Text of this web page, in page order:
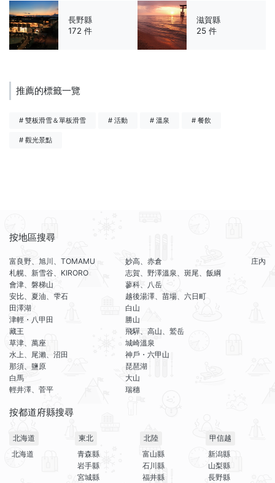
長野縣
172 件
滋賀縣
25 件
推薦的標籤一覽
# 雙板滑雪＆單板滑雪 # 活動 # 溫泉 # 餐飲
# 觀光景點
按地區搜尋
富良野、旭川、TOMAMU
札幌、新雪谷、KIRORO
會津、磐梯山
安比、夏油、雫石
田澤湖
津輕・八甲田
藏王
草津、萬座
水上、尾瀨、沼田
那須、鹽原
白馬
輕井澤、菅平
妙高、赤倉
志賀、野澤溫泉、斑尾、飯綱
蓼科、八岳
越後湯澤、苗場、六日町
白山
勝山
飛驒、高山、鷲岳
城崎溫泉
神戶・六甲山
琵琶湖
大山
瑞穗
庄內
按都道府縣搜尋
北海道
北海道
東北
青森縣
岩手縣
宮城縣
北陸
富山縣
石川縣
福井縣
甲信越
新潟縣
山梨縣
長野縣